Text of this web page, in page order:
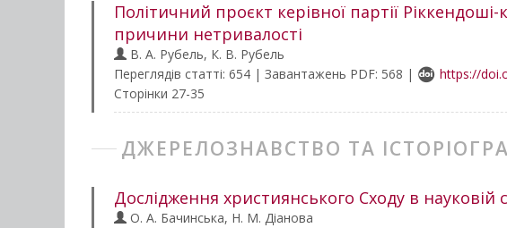
Політичний проєкт керівної партії
причини нетривалості
В. А. Рубель, К. В. Рубель
Переглядів статті: 654 | Завантажень PDF: 568 |
https://
Сторінки 27-35
ДЖЕРЕЛОЗНАВСТВО ТА
Дослідження християнського Сходу в
О. А. Бачинська, Н. М. Діанова